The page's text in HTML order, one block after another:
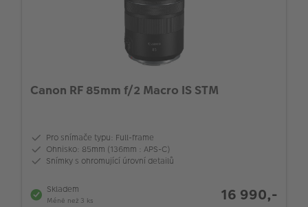
Canon RF 85mm f/2 Macro IS STM
Pro snímače typu: Full-frame
Ohnisko: 85mm (136mm : APS-C)
Snímky s ohromující úrovní detailů
Skladem
Méně než 3 ks 16 990,-